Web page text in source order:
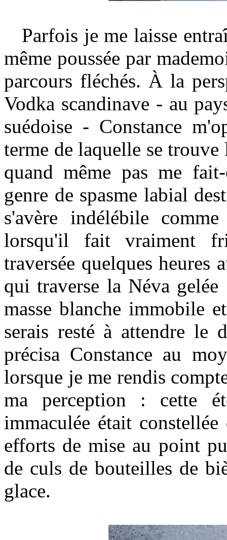
Parfois je me laisse
même poussée par
parcours fléchés. À la
Vodka scandinave - au
suédoise - Constance
terme de laquelle se
quand même pas me
genre de spasme labial
s'avère indélébile
lorsqu'il fait vraiment
traversée quelques
qui traverse la Néva
masse blanche immobile
serais resté à attendre le
précisa Constance au
lorsque je me rendis
ma perception : cette
immaculée était
efforts de mise au point
de culs de bouteilles de
glace.